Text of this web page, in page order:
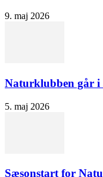
9. maj 2026
Naturklubben går i
5. maj 2026
Sæsonstart for